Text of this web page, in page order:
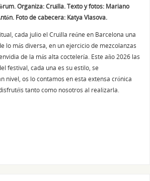
Organiza: Cruïlla. Texto y fotos: Mariano
Foto de cabecera: Katya Vlasova.
cada julio el Cruïlla reúne en Barcelona una
lo más diversa, en un ejercicio de mezcolanzas
de la más alta coctelería. Este año 2026 las
festival, cada una es su estilo, se
nivel, os lo contamos en esta extensa crónica
tanto como nosotros al realizarla.